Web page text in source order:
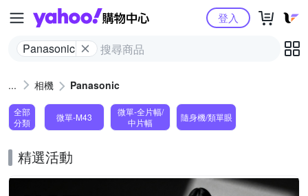
Yahoo購物中心
Panasonic
登入
相機 Panasonic
全部
分類
微單-M43
微單-全片幅/
中片幅
隨身機/類單眼
精選活動